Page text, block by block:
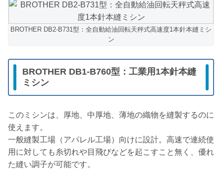
BROTHER DB2-B731型：全自動給油回転天秤式高速度1本針本縫ミシ
ン
BROTHER DB1-B760型：工業用1本針本縫
ミシン
このミシンは、厚地、中厚地、薄地の織物を縫製するのに
使えます。
一般縫製工場（アパレル工場）向けに設計。高速で連続使
用に対しても糸切れや目飛びなどを起こすこと無く、優れ
た縫い調子が可能です。